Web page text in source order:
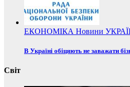
ЕКОНОМІКА Новини
В Україні обіцяють не заважати
Світ